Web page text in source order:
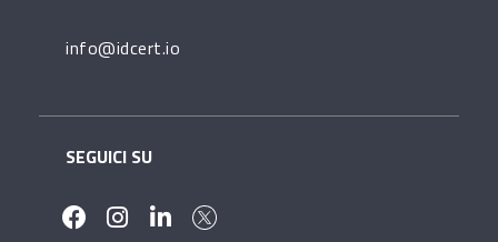
info@idcert.io
SEGUICI SU